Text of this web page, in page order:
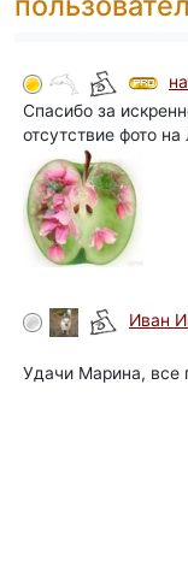
Спасибо за
отсутствие фото
Иван
Удачи Марина, все